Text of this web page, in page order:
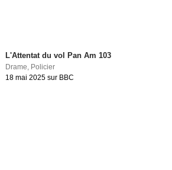
L'Attentat du vol Pan Am 103
Drame Policier
18 mai 2025 sur BBC